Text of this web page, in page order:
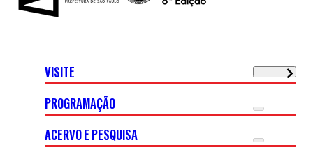
VISITE
PROGRAMAÇÃO
ACERVO E PESQUISA